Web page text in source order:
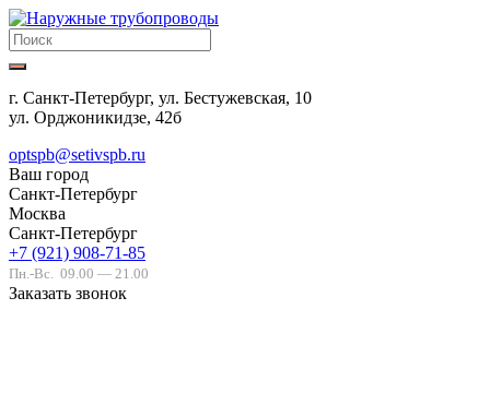
г. Санкт-Петербург, ул. Бестужевская, 10
ул. Орджоникидзе, 42б
optspb@setivspb.ru
Ваш город
Санкт-Петербург
Москва
Санкт-Петербург
+7 (921) 908-71-85
Пн.-Вс. 09.00 — 21.00
Заказать звонок